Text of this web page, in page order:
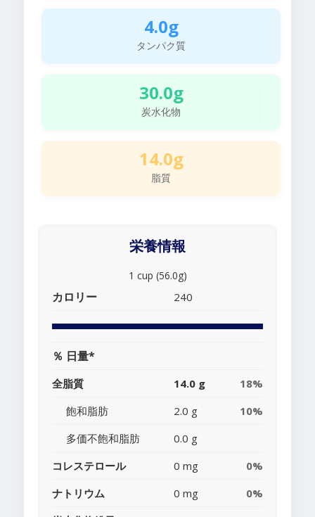
4.0g
タンパク質
30.0g
炭水化物
14.0g
脂質
栄養情報
1 cup (56.0g)
カロリー 240
％ 日量*
全脂質 14.0 g
18%
飽和脂肪
2.0 g
10%
多価不飽和脂肪
0.0 g
コレステロール
0 mg
0%
ナトリウム
0 mg
0%